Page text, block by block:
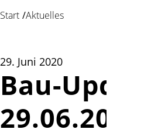
Start Aktuelles
29. Juni 2020
Bau-Update
29.06.2020